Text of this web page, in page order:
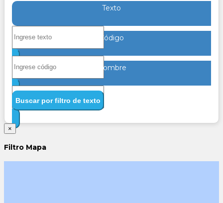
Texto
Código
Nombre
Buscar por filtro de texto
×
Filtro Mapa